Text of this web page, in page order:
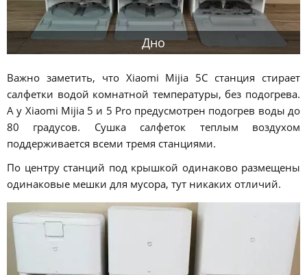
Дно
Важно заметить, что Xiaomi Mijia 5C станция стирает
салфетки водой комнатной температуры, без подогрева.
А у Xiaomi Mijia 5 и 5 Pro предусмотрен подогрев воды до
80 градусов. Сушка салфеток теплым воздухом
поддерживается всеми тремя станциями.
По центру станций под крышкой одинаково размещены
одинаковые мешки для мусора, тут никаких отличий.